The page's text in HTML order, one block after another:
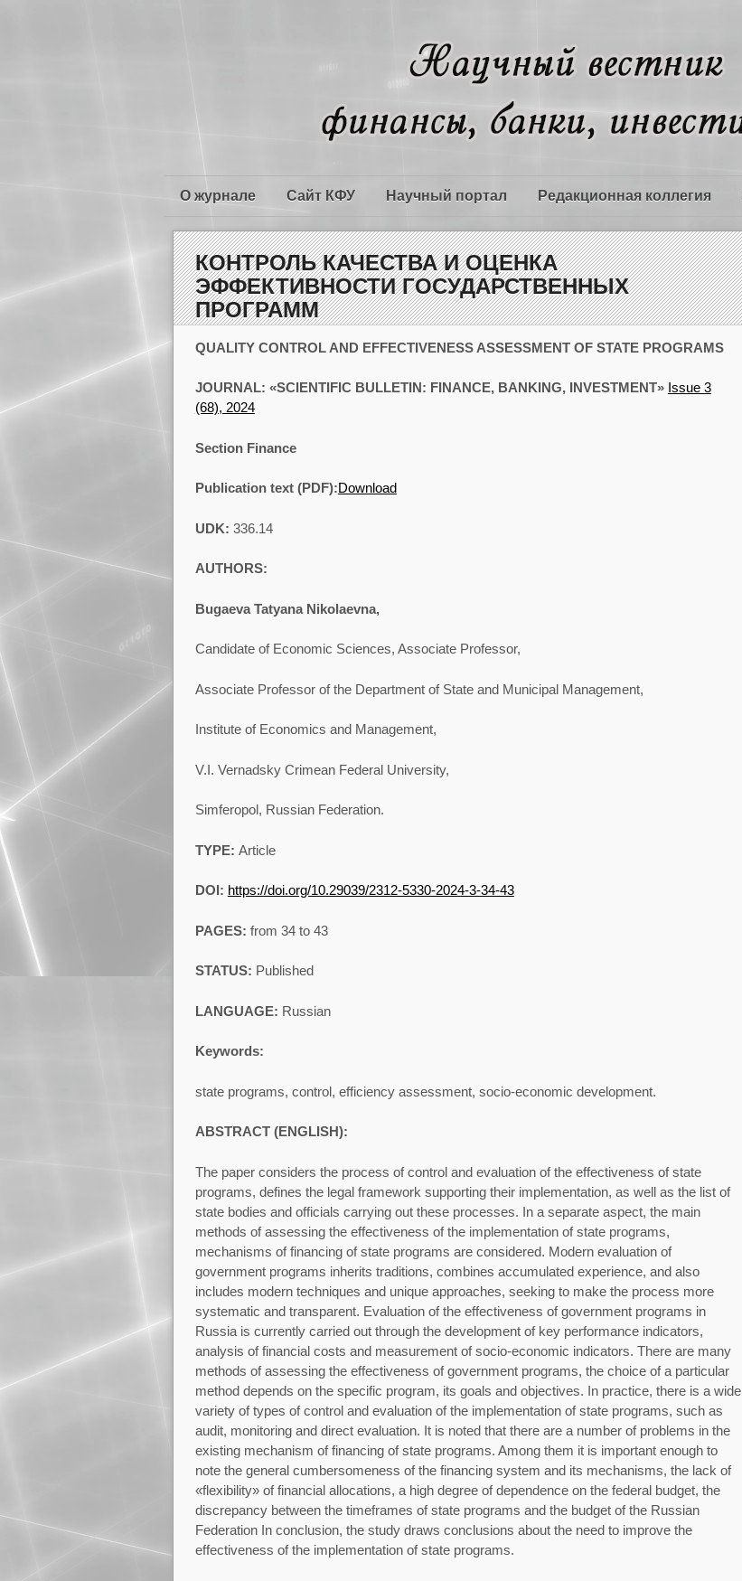
О журнале Сайт КФУ Научный портал Редакционная коллегия
КОНТРОЛЬ КАЧЕСТВА И ОЦЕНКА
ЭФФЕКТИВНОСТИ ГОСУДАРСТВЕННЫХ
ПРОГРАММ
QUALITY CONTROL AND EFFECTIVENESS ASSESSMENT OF STATE PROGRAMS
JOURNAL: «SCIENTIFIC BULLETIN: FINANCE, BANKING, INVESTMENT» Issue 3
(68), 2024
Section Finance
Publication text (PDF):Download
UDK: 336.14
AUTHORS:
Bugaeva Tatyana Nikolaevna,
Candidate of Economic Sciences, Associate Professor,
Associate Professor of the Department of State and Municipal Management,
Institute of Economics and Management,
V.I. Vernadsky Crimean Federal University,
Simferopol, Russian Federation.
TYPE: Article
DOI: https://doi.org/10.29039/2312-5330-2024-3-34-43
PAGES: from 34 to 43
STATUS: Published
LANGUAGE: Russian
Keywords:
state programs, control, efficiency assessment, socio-economic development.
ABSTRACT (ENGLISH):
The paper considers the process of control and evaluation of the effectiveness of state
programs, defines the legal framework supporting their implementation, as well as the list of
state bodies and officials carrying out these processes. In a separate aspect, the main
methods of assessing the effectiveness of the implementation of state programs,
mechanisms of financing of state programs are considered. Modern evaluation of
government programs inherits traditions, combines accumulated experience, and also
includes modern techniques and unique approaches, seeking to make the process more
systematic and transparent. Evaluation of the effectiveness of government programs in
Russia is currently carried out through the development of key performance indicators,
analysis of financial costs and measurement of socio-economic indicators. There are many
methods of assessing the effectiveness of government programs, the choice of a particular
method depends on the specific program, its goals and objectives. In practice, there is a wide
variety of types of control and evaluation of the implementation of state programs, such as
audit, monitoring and direct evaluation. It is noted that there are a number of problems in the
existing mechanism of financing of state programs. Among them it is important enough to
note the general cumbersomeness of the financing system and its mechanisms, the lack of
«flexibility» of financial allocations, a high degree of dependence on the federal budget, the
discrepancy between the timeframes of state programs and the budget of the Russian
Federation In conclusion, the study draws conclusions about the need to improve the
effectiveness of the implementation of state programs.